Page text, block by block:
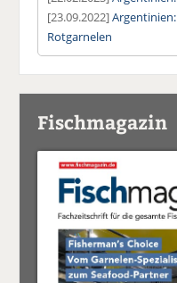
[23.09.2022]
Rotgarnelen
Fischmagazin